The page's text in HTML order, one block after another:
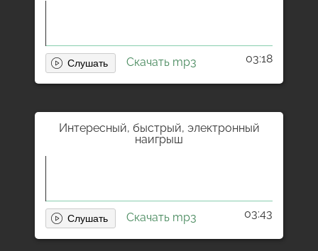
Скачать mp3 03:18
Интересный, быстрый, электронный
наигрыш
Скачать mp3 03:43